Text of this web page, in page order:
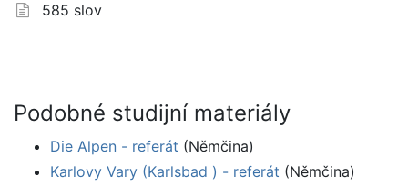
585 slov
Podobné studijní materiály
Die Alpen - referát (Němčina)
Karlovy Vary (Karlsbad ) - referát (Němčina)